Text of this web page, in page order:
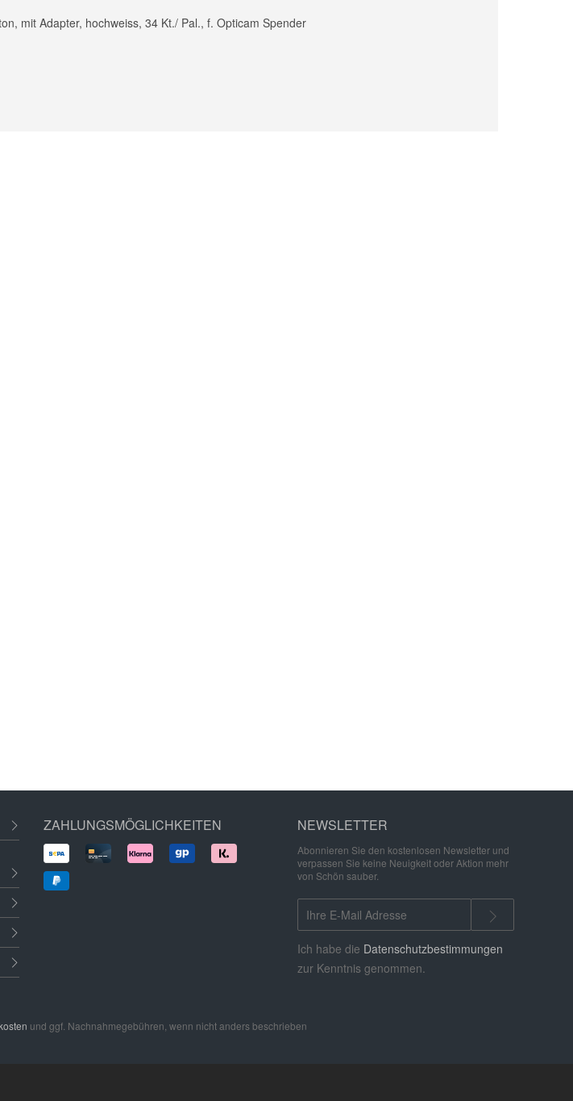
mit Adapter, hochweiss, 34 Kt./ Pal., f. Opticam Spender
ZAHLUNGSMÖGLICHKEITEN NEWSLETTER
Abonnieren Sie den kostenlosen Newsletter und
verpassen Sie keine Neuigkeit oder Aktion mehr
von Schön sauber.
Ich habe die Datenschutzbestimmungen
zur Kenntnis genommen.
und ggf. Nachnahmegebühren, wenn nicht anders beschrieben